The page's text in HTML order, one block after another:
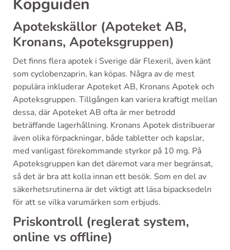
Köpguiden
Apotekskällor (Apoteket AB,
Kronans, Apoteksgruppen)
Det finns flera apotek i Sverige där Flexeril, även känt
som cyclobenzaprin, kan köpas. Några av de mest
populära inkluderar Apoteket AB, Kronans Apotek och
Apoteksgruppen. Tillgången kan variera kraftigt mellan
dessa, där Apoteket AB ofta är mer betrodd
beträffande lagerhållning. Kronans Apotek distribuerar
även olika förpackningar, både tabletter och kapslar,
med vanligast förekommande styrkor på 10 mg. På
Apoteksgruppen kan det däremot vara mer begränsat,
så det är bra att kolla innan ett besök. Som en del av
säkerhetsrutinerna är det viktigt att läsa bipacksedeln
för att se vilka varumärken som erbjuds.
Priskontroll (reglerat system,
online vs offline)